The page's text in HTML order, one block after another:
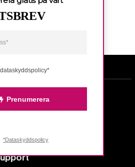
Prenumerera
*Dataskyddspolicy